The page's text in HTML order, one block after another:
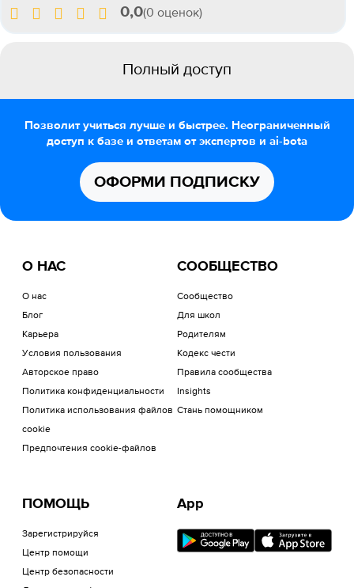
0,0(0 оценок)
Полный доступ
Позволит учиться лучше и быстрее. Неограниченный
доступ к базе и ответам от экспертов и ai-bota
ОФОРМИ ПОДПИСКУ
О НАС
О нас
Блог
Карьера
Условия пользования
Авторское право
Политика конфиденциальности
Политика использования файлов
cookie
Предпочтения cookie-файлов
СООБЩЕСТВО
Сообщество
Для школ
Родителям
Кодекс чести
Правила сообщества
Insights
Стань помощником
ПОМОЩЬ
Зарегистрируйся
Центр помощи
Центр безопасности
App